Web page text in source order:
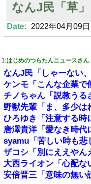
Powered by livedoor 相互RSS
なんJ民「草」
Date: 2022年04月09日
1:はじめのつらたんニュースさん
なんJ民「しゃーない
ケンモ「こんな企業で
チノちゃん「説教うる
野獣先輩「ま、多少は
ひろゆき「注意する時
唐澤貴洋「愛なき時代
syamu「苦しい時も悲
ザコシ「別にええやん
大西ライオン「心配な
安倍晋三「意味の無い